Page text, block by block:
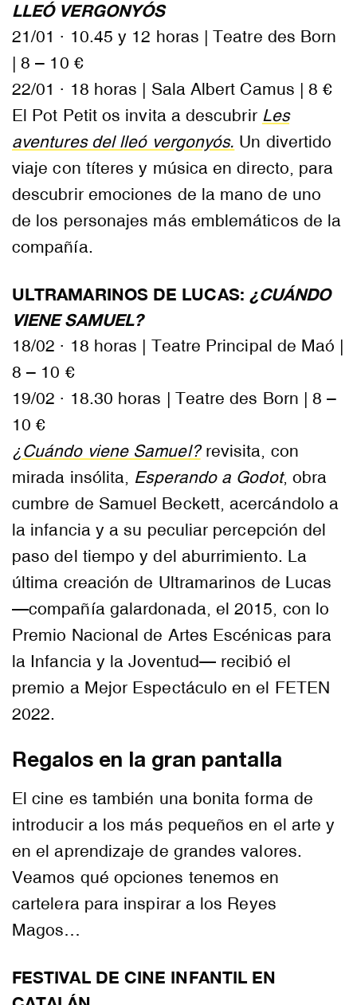
LLEÓ VERGONYÓS
21/01 · 10.45 y 12 horas | Teatre des Born
| 8 – 10 €
22/01 · 18 horas | Sala Albert Camus | 8 €
El Pot Petit os invita a descubrir Les
aventures del lleó vergonyós. Un divertido
viaje con títeres y música en directo, para
descubrir emociones de la mano de uno
de los personajes más emblemáticos de la
compañía.
ULTRAMARINOS DE LUCAS: ¿CUÁNDO
VIENE SAMUEL?
18/02 · 18 horas | Teatre Principal de Maó |
8 – 10 €
19/02 · 18.30 horas | Teatre des Born | 8 –
10 €
¿Cuándo viene Samuel?revisita, con
mirada insólita, Esperando a Godot, obra
cumbre de Samuel Beckett, acercándolo a
la infancia y a su peculiar percepción del
paso del tiempo y del aburrimiento. La
última creación de Ultramarinos de Lucas
—compañía galardonada, el 2015, con lo
Premio Nacional de Artes Escénicas para
la Infancia y la Joventud— recibió el
premio a Mejor Espectáculo en el FETEN
2022.
Regalos en la gran pantalla
El cine es también una bonita forma de
introducir a los más pequeños en el arte y
en el aprendizaje de grandes valores.
Veamos qué opciones tenemos en
cartelera para inspirar a los Reyes
Magos…
FESTIVAL DE CINE INFANTIL EN